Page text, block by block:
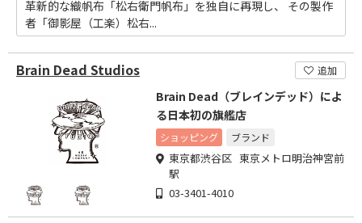
革新的な織帆布「松右衛門帆布」を独自に再現し、 その製作
者「御影屋（工楽）松右...
Brain Dead Studios 追加
Brain Dead（ブレインデッド）によ
る日本初の旗艦店
ショッピング ブランド
東京都渋谷区 東京メトロ明治神宮前
駅
03-3401-4010